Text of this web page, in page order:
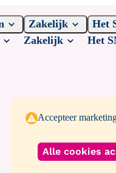
Zakelijk
Zakelijk
Het
Het
Projecten
Status bericht
Accepteer
Alle cookies